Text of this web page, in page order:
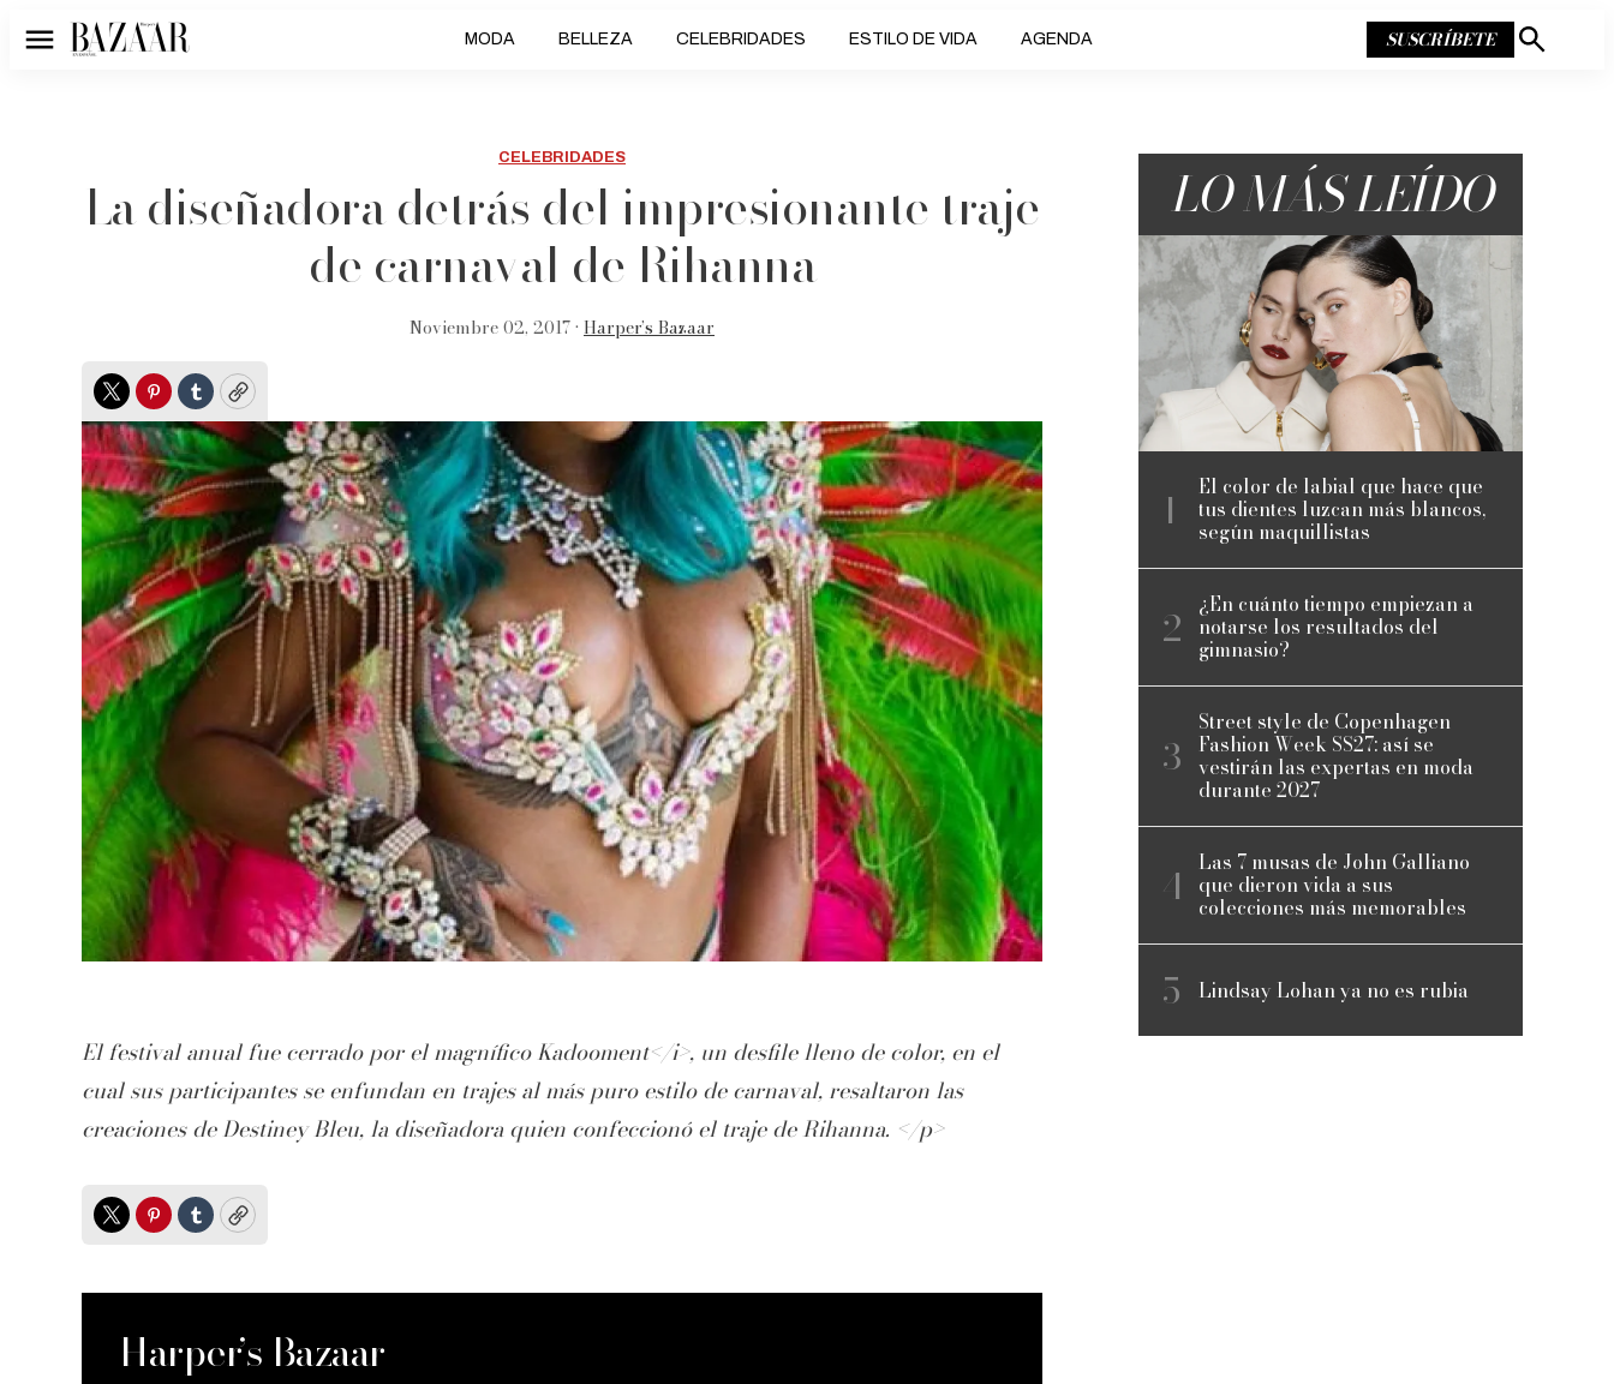
Menú MODA BELLEZA CELEBRIDADES ESTILO DE VIDA AGENDA SUSCRÍBETE
Mostrar
CELEBRIDADES
La diseñadora detrás del impresionante traje
de carnaval de Rihanna
Noviembre 02, 2017 • Harper’s Bazaar
TwitterPinterest
TumblrCopy
El festival anual fue cerrado por el magníficoKadooment</i>, un desfile lleno de color, en el
cual sus participantes se enfundan en trajes al más puro estilo de carnaval, resaltaron las
creaciones de Destiney Bleu, la diseñadora quien confeccionó el traje de Rihanna. </p>
TwitterPinterest
TumblrCopy
Harper’s Bazaar
LO MÁS LEÍDO
El color de labial que hace que
tus dientes luzcan más blancos,
según maquillistas
¿En cuánto tiempo empiezan a
notarse los resultados del
gimnasio?
Street style de Copenhagen
Fashion Week SS27: así se
vestirán las expertas en moda
durante 2027
Las 7 musas de John Galliano
que dieron vida a sus
colecciones más memorables
Lindsay Lohan ya no es rubia